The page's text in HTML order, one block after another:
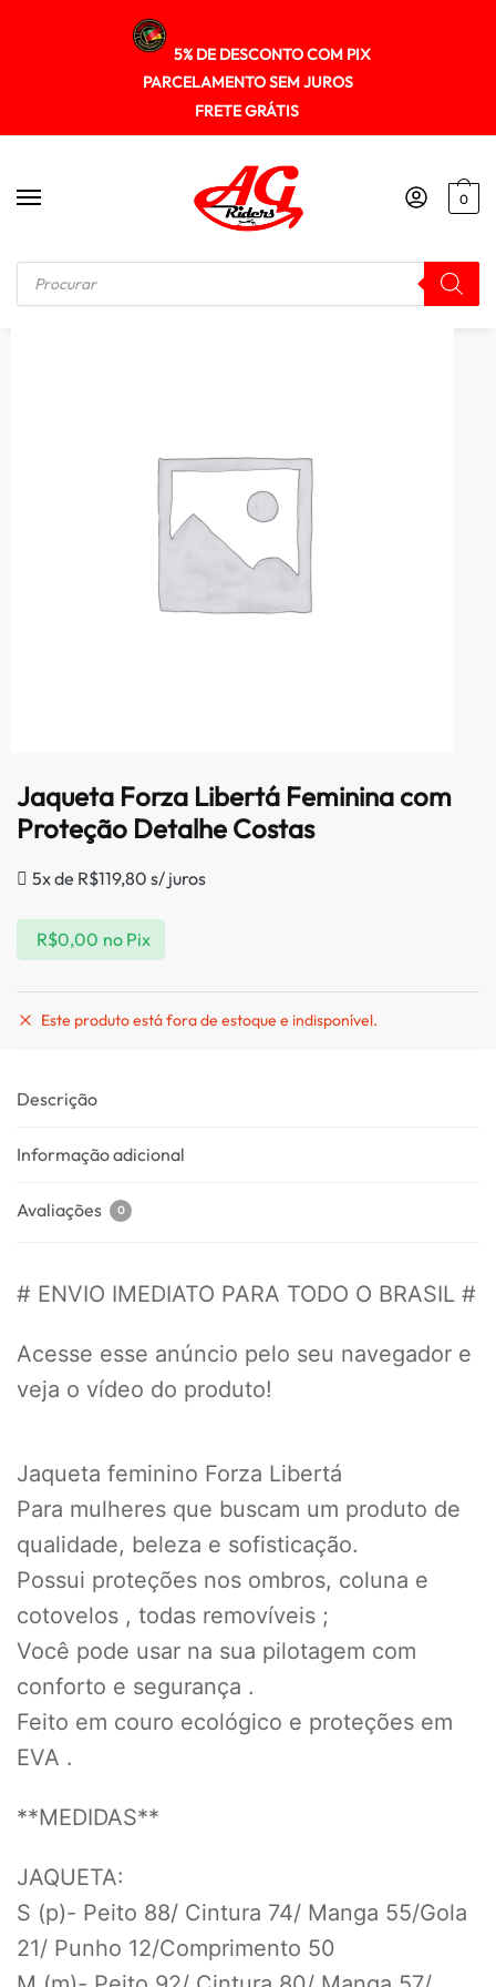
5% DE DESCONTO COM PIX
PARCELAMENTO SEM JUROS
FRETE GRÁTIS
0
Início / JAQUETA Jaqueta Forza Libertá Feminina com Proteção Detalhe Costas
Jaqueta Forza Libertá Feminina com
Proteção Detalhe Costas
5x de R$119,80 s/ juros
R$0,00 no Pix
Este produto está fora de estoque e indisponível.
Descrição
Informação adicional
Avaliações 0
# ENVIO IMEDIATO PARA TODO O BRASIL #
Acesse esse anúncio pelo seu navegador e
veja o vídeo do produto!
Jaqueta feminino Forza Libertá
Para mulheres que buscam um produto de
qualidade, beleza e sofisticação.
Possui proteções nos ombros, coluna e
cotovelos , todas removíveis ;
Você pode usar na sua pilotagem com
conforto e segurança .
Feito em couro ecológico e proteções em
EVA .
**MEDIDAS**
JAQUETA:
S (p)- Peito 88/ Cintura 74/ Manga 55/Gola
21/ Punho 12/Comprimento 50